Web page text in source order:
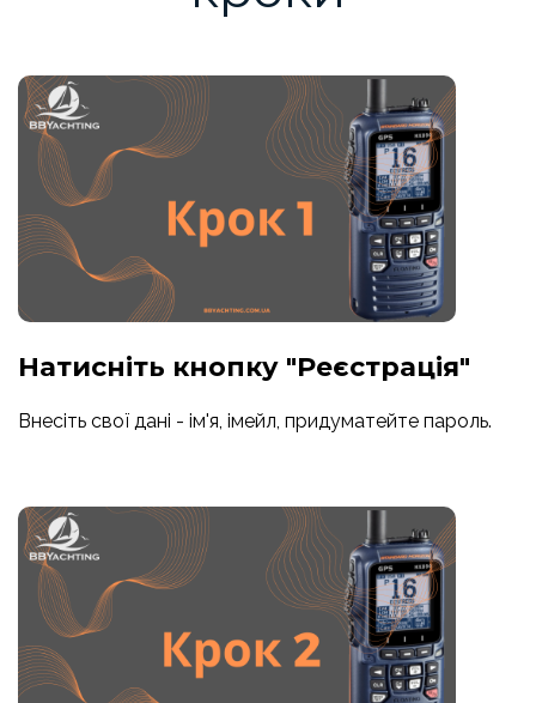
Натисніть кнопку "Реєстрація"
Внесіть свої дані - ім'я, імейл, придуматейте пароль.